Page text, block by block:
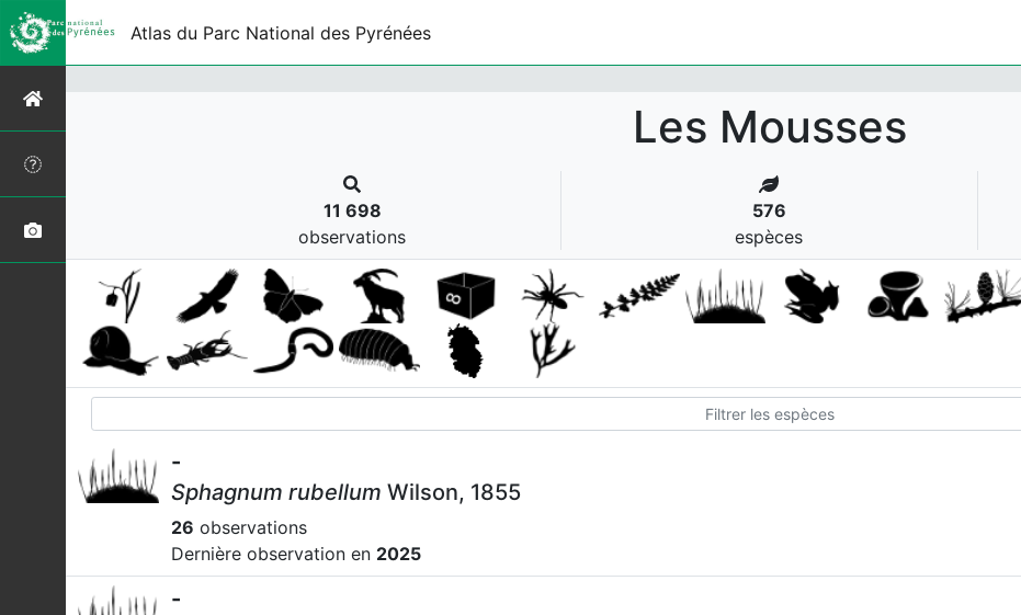
Atlas du Parc National des Pyrénées
Les Mousses
11 698
observations
576
espèces
-
Sphagnum rubellum Wilson, 1855
26 observations
Dernière observation en 2025
-